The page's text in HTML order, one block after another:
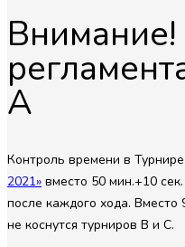
А
Контроль времени в
2021» вместо 50 мин.+10
после каждого хода. Вместо
не коснутся турниров B и C.